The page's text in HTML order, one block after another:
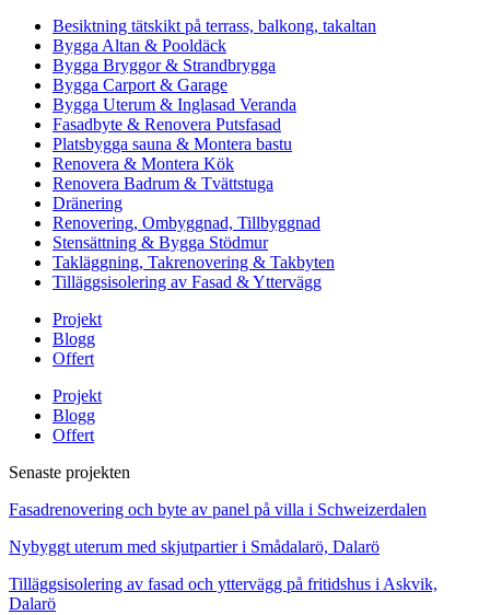
Besiktning tätskikt på terrass, balkong, takaltan
Bygga Altan & Pooldäck
Bygga Bryggor & Strandbrygga
Bygga Carport & Garage
Bygga Uterum & Inglasad Veranda
Fasadbyte & Renovera Putsfasad
Platsbygga sauna & Montera bastu
Renovera & Montera Kök
Renovera Badrum & Tvättstuga
Dränering
Renovering, Ombyggnad, Tillbyggnad
Stensättning & Bygga Stödmur
Takläggning, Takrenovering & Takbyten
Tilläggsisolering av Fasad & Yttervägg
Projekt
Blogg
Offert
Projekt
Blogg
Offert
Senaste projekten
Fasadrenovering och byte av panel på villa i Schweizerdalen
Nybyggt uterum med skjutpartier i Smådalarö, Dalarö
Tilläggsisolering av fasad och yttervägg på fritidshus i Askvik,
Dalarö